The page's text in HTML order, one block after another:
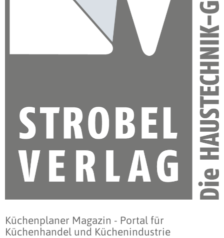
Küchenplaner Magazin - Portal für
Küchenhandel und Küchenindustrie